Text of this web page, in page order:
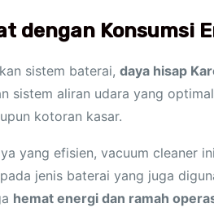
dengan Konsumsi
sistem baterai, daya hisap
sistem aliran udara yang
kotoran kasar.
yang efisien, vacuum cleaner
jenis baterai yang juga
hemat energi dan ramah